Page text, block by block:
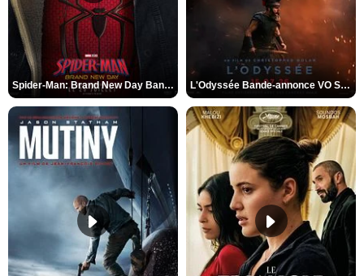
Spider-Man: Brand New Day Bande-annonce VO STFR L'Odyssée Bande-annonce VO STFR